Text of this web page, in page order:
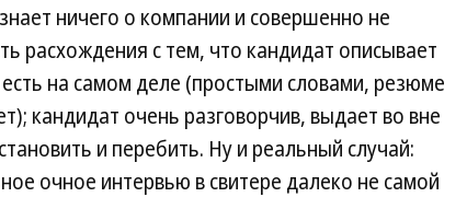
ничего о компании и совершенно не
расхождения с тем, что кандидат описывает
на самом деле (простыми словами, резюме
кандидат очень разговорчив, выдает во вне
и перебить. Ну и реальный случай:
очное интервью в свитере далеко не самой